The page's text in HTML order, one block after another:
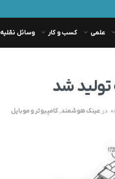
علمی کسب و کار وسائل نقلیه
تولید شد
در عینک هوشمند,کامپیوتر و موبایل